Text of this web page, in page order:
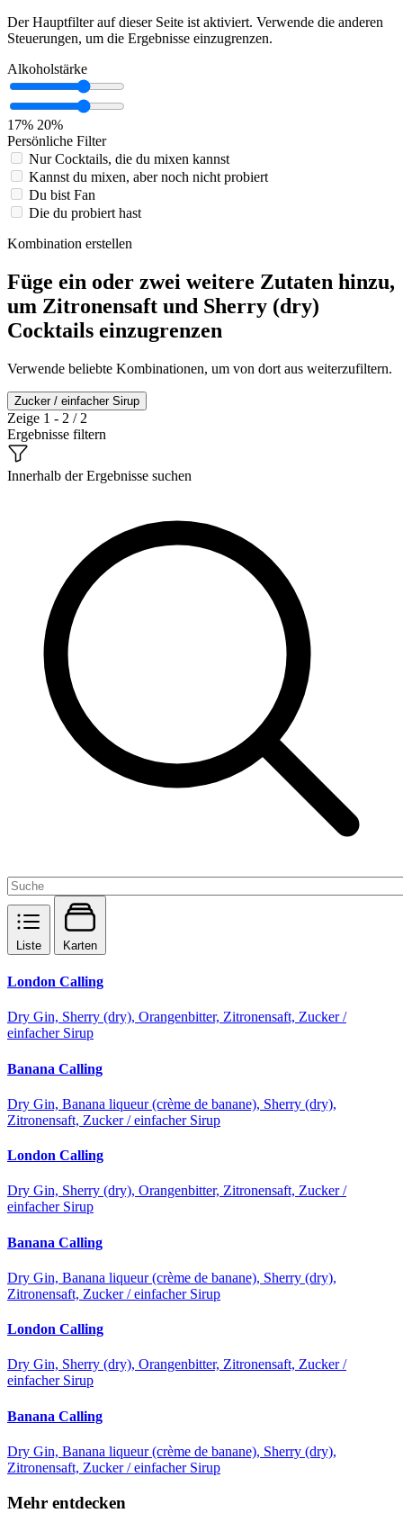
Der Hauptfilter auf dieser Seite ist aktiviert. Verwende die anderen
Steuerungen, um die Ergebnisse einzugrenzen.
Alkoholstärke
17% 20%
Persönliche Filter
Nur Cocktails, die du mixen kannst
Kannst du mixen, aber noch nicht probiert
Du bist Fan
Die du probiert hast
Kombination erstellen
Füge ein oder zwei weitere Zutaten hinzu,
um Zitronensaft und Sherry (dry)
Cocktails einzugrenzen
Verwende beliebte Kombinationen, um von dort aus weiterzufiltern.
Zucker / einfacher Sirup
Zeige 1 - 2 / 2
Ergebnisse filtern
Innerhalb der Ergebnisse suchen
Liste Karten
London Calling
Dry Gin, Sherry (dry), Orangenbitter, Zitronensaft, Zucker /
einfacher Sirup
Banana Calling
Dry Gin, Banana liqueur (crème de banane), Sherry (dry),
Zitronensaft, Zucker / einfacher Sirup
London Calling
Dry Gin, Sherry (dry), Orangenbitter, Zitronensaft, Zucker /
einfacher Sirup
Banana Calling
Dry Gin, Banana liqueur (crème de banane), Sherry (dry),
Zitronensaft, Zucker / einfacher Sirup
London Calling
Dry Gin, Sherry (dry), Orangenbitter, Zitronensaft, Zucker /
einfacher Sirup
Banana Calling
Dry Gin, Banana liqueur (crème de banane), Sherry (dry),
Zitronensaft, Zucker / einfacher Sirup
Mehr entdecken